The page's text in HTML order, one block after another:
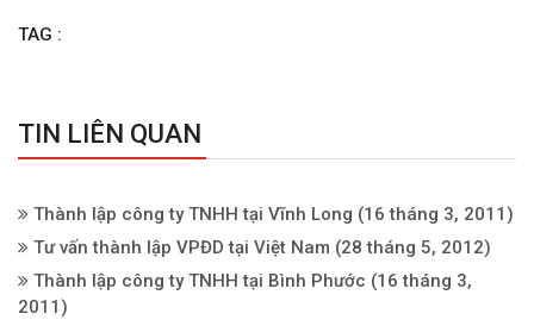
TAG :
TIN LIÊN QUAN
Thành lập công ty TNHH tại Vĩnh Long (16 tháng 3, 2011)
Tư vấn thành lập VPĐD tại Việt Nam (28 tháng 5, 2012)
Thành lập công ty TNHH tại Bình Phước (16 tháng 3,
2011)